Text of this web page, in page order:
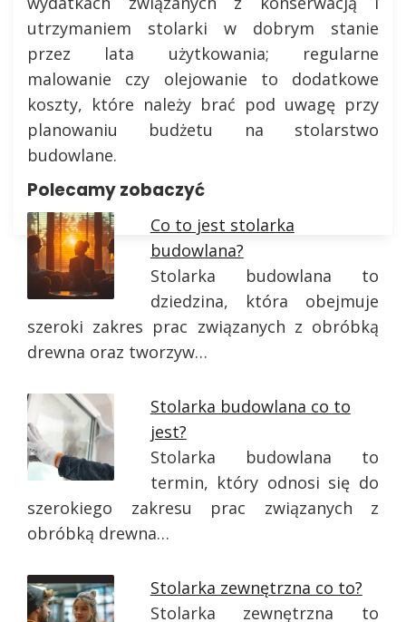
utrzymaniem stolarki w dobrym stanie
przez lata użytkowania; regularne
malowanie czy olejowanie to dodatkowe
koszty, które należy brać pod uwagę przy
planowaniu budżetu na stolarstwo
budowlane.
Polecamy zobaczyć
Co to jest stolarka
budowlana?
Stolarka budowlana to
dziedzina, która obejmuje
szeroki zakres prac związanych z obróbką
drewna oraz tworzyw…
Stolarka budowlana co to
jest?
Stolarka budowlana to
termin, który odnosi się do
szerokiego zakresu prac związanych z
obróbką drewna…
Stolarka zewnętrzna co to?
Stolarka zewnętrzna to